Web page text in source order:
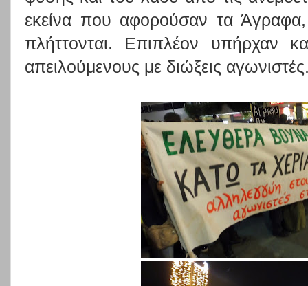
εκείνα που αφορούσαν τα
πλήττονται. Επιπλέον υπήρχαν
απειλούμενους με διώξεις